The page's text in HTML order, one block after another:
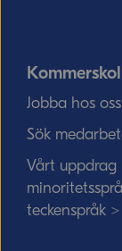
Jobba hos
Sök
Vårt uppdrag
teckenspråk >